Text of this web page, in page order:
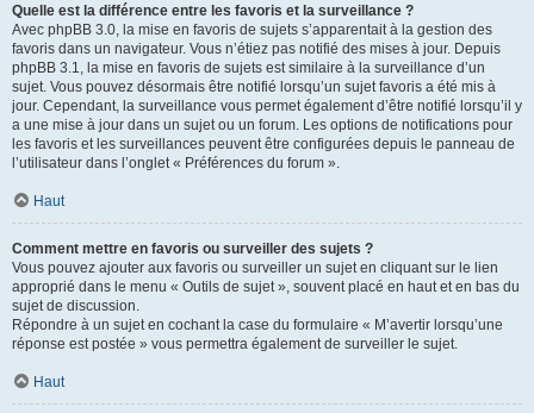
Quelle est la différence entre les favoris et la surveillance ?
Avec phpBB 3.0, la mise en favoris de sujets s’apparentait à la gestion des
favoris dans un navigateur. Vous n’étiez pas notifié des mises à jour. Depuis
phpBB 3.1, la mise en favoris de sujets est similaire à la surveillance d’un
sujet. Vous pouvez désormais être notifié lorsqu’un sujet favoris a été mis à
jour. Cependant, la surveillance vous permet également d’être notifié lorsqu’il y
a une mise à jour dans un sujet ou un forum. Les options de notifications pour
les favoris et les surveillances peuvent être configurées depuis le panneau de
l’utilisateur dans l’onglet « Préférences du forum ».
Haut
Comment mettre en favoris ou surveiller des sujets ?
Vous pouvez ajouter aux favoris ou surveiller un sujet en cliquant sur le lien
approprié dans le menu « Outils de sujet », souvent placé en haut et en bas du
sujet de discussion.
Répondre à un sujet en cochant la case du formulaire « M’avertir lorsqu’une
réponse est postée » vous permettra également de surveiller le sujet.
Haut